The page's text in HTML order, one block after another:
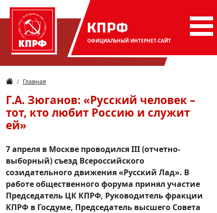
КПРФ
ОФИЦИАЛЬНЫЙ ИНТЕРНЕТ-САЙТ
Главная
Г.А. Зюганов: «Русский человек –
тот, кто любит Россию и служит
ей»
7 апреля в Москве проводился III (отчетно-
выборный) съезд Всероссийского
созидательного движения «Русский Лад». В
работе общественного форума принял участие
Председатель ЦК КПРФ, Руководитель фракции
КПРФ в Госдуме, Председатель высшего Совета